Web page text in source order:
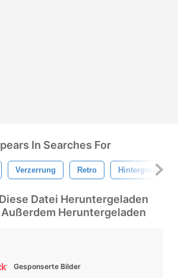
In Searches For
Verzerrung Retro Hintergrund
Datei Heruntergeladen
Außerdem Heruntergeladen
Gesponserte Bilder